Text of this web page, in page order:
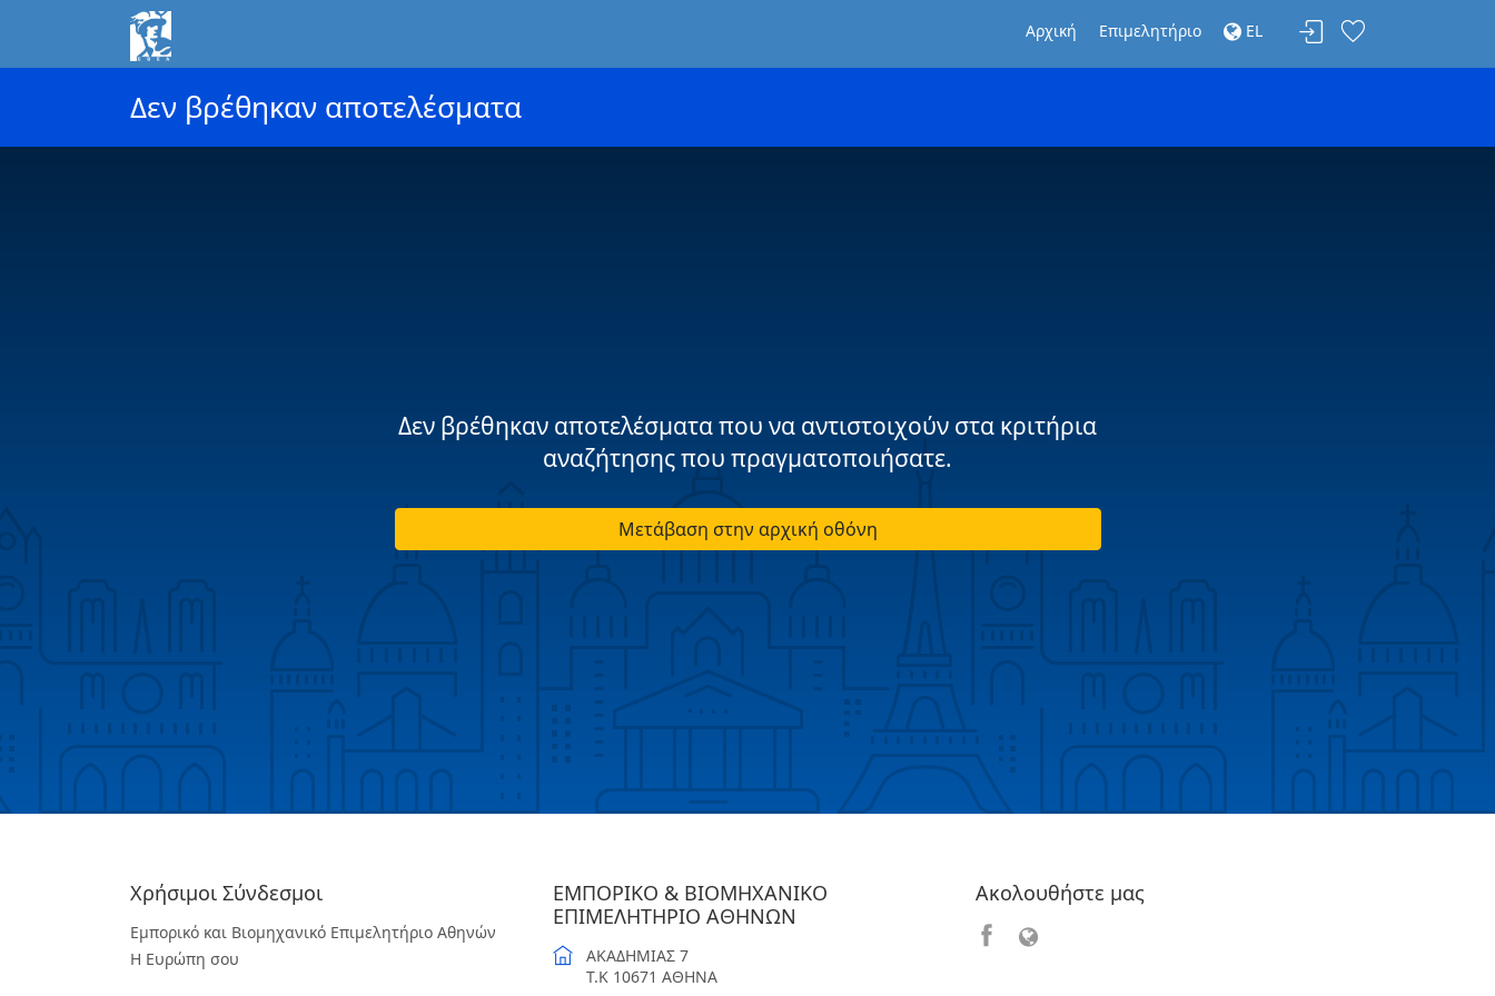
Αρχική Επιμελητήριο EL
Δεν βρέθηκαν αποτελέσματα
Δεν βρέθηκαν αποτελέσματα που να αντιστοιχούν στα κριτήρια
αναζήτησης που πραγματοποιήσατε.
Μετάβαση στην αρχική οθόνη
Χρήσιμοι Σύνδεσμοι
Εμπορικό και Βιομηχανικό Επιμελητήριο Αθηνών
Η Ευρώπη σου
ΕΜΠΟΡΙΚΟ & ΒΙΟΜΗΧΑΝΙΚΟ
ΕΠΙΜΕΛΗΤΗΡΙΟ ΑΘΗΝΩΝ
ΑΚΑΔΗΜΙΑΣ 7
T.K 10671 ΑΘΗΝΑ
Ακολουθήστε μας